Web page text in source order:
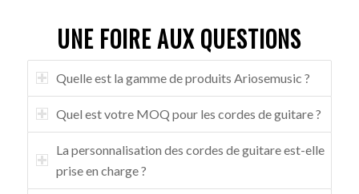
UNE FOIRE AUX QUESTIONS
Quelle est la gamme de produits Ariosemusic ?
Quel est votre MOQ pour les cordes de guitare ?
La personnalisation des cordes de guitare est-elle
prise en charge ?